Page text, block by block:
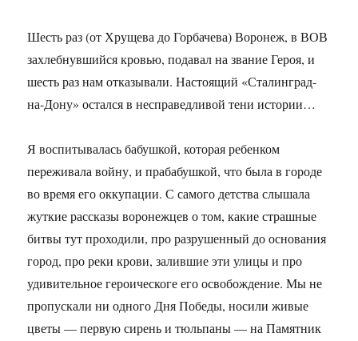
Шесть раз (от Хрущева до Горбачева) Воронеж, в ВОВ
захлебнувшийся кровью, подавал на звание Героя, и
шесть раз нам отказывали. Настоящий «Сталинград-
на-Дону» остался в несправедливой тени истории…
Я воспитывалась бабушкой, которая ребенком
переживала войну, и прабабушкой, что была в городе
во время его оккупации. С самого детства слышала
жуткие рассказы воронежцев о том, какие страшные
битвы тут проходили, про разрушенный до основания
город, про реки крови, залившие эти улицы и про
удивительное героическоге его освобождение. Мы не
пропускали ни одного Дня Победы, носили живые
цветы — первую сирень и тюльпаны — на Памятник